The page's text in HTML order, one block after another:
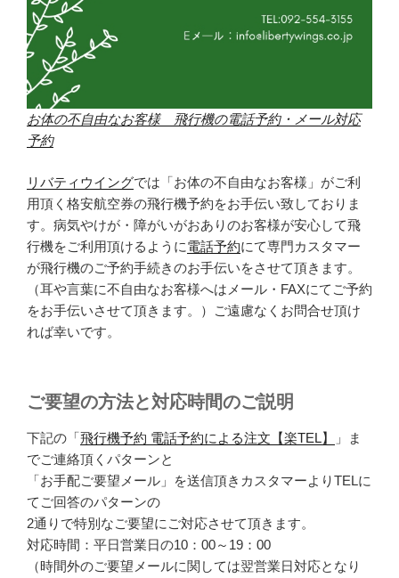
お体の不自由なお客様 飛行機の電話予約・メール対応
予約
リバティウイングでは「お体の不自由なお客様」がご利
用頂く格安航空券の飛行機予約をお手伝い致しておりま
す。病気やけが・障がいがおありのお客様が安心して飛
行機をご利用頂けるように電話予約にて専門カスタマー
が飛行機のご予約手続きのお手伝いをさせて頂きます。
（耳や言葉に不自由なお客様へはメール・FAXにてご予約
をお手伝いさせて頂きます。）ご遠慮なくお問合せ頂け
れば幸いです。
ご要望の方法と対応時間のご説明
下記の「飛行機予約 電話予約による注文【楽TEL】
」ま
でご連絡頂くパターンと
「お手配ご要望メール」を送信頂きカスタマーよりTELに
てご回答のパターンの
2通りで特別なご要望にご対応させて頂きます。
対応時間：平日営業日の10：00～19：00
（時間外のご要望メールに関しては翌営業日対応となり